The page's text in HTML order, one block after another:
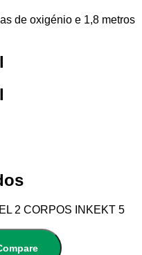
de oxigénio e 1,8 metros